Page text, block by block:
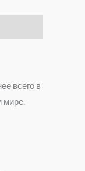
всего в
мире.